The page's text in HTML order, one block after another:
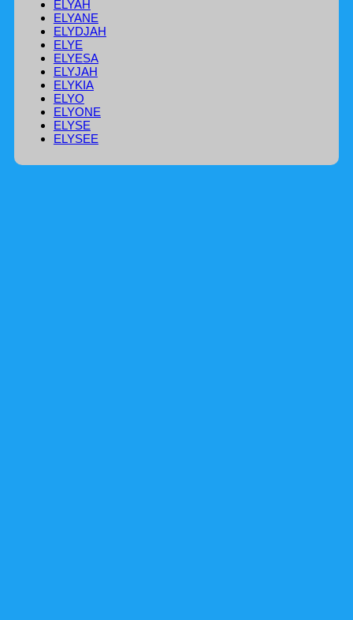
ELYAH
ELYANE
ELYDJAH
ELYE
ELYESA
ELYJAH
ELYKIA
ELYO
ELYONE
ELYSE
ELYSEE